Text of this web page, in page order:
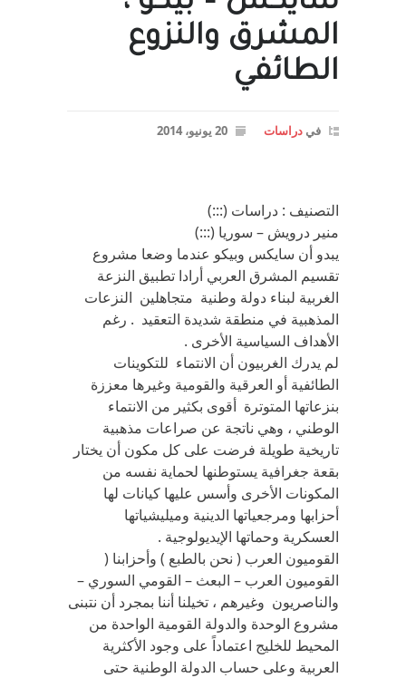
المشرق والنزوع
الطائفي
في دراسات 20 يونيو، 2014
التصنيف : دراسات (:::)
منير درويش – سوريا (:::)
يبدو أن سايكس وبيكو عندما وضعا مشروع
تقسيم المشرق العربي أرادا تطبيق النزعة
الغربية لبناء دولة وطنية متجاهلين النزعات
المذهبية في منطقة شديدة التعقيد . رغم
الأهداف السياسية الأخرى .
لم يدرك الغربيون أن الانتماء للتكوينات
الطائفية أو العرقية والقومية وغيرها معززة
بنزعاتها المتوترة أقوى بكثير من الانتماء
الوطني ، وهي ناتجة عن صراعات مذهبية
تاريخية طويلة فرضت على كل مكون أن يختار
بقعة جغرافية يستوطنها لحماية نفسه من
المكونات الأخرى وأسس عليها كيانات لها
أحزابها ومرجعياتها الدينية وميليشياتها
العسكرية وحماتها الإيديولوجية .
القوميون العرب ( نحن بالطبع ) وأحزابنا (
القوميون العرب – البعث – القومي السوري –
والناصريون وغيرهم ، تخيلنا أننا بمجرد أن نتبنى
مشروع الوحدة والدولة القومية الواحدة من
المحيط للخليج اعتماداً على وجود الأكثرية
العربية وعلى حساب الدولة الوطنية حتى